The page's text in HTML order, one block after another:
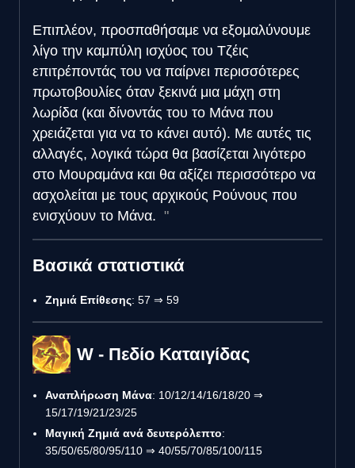
Επιπλέον, προσπαθήσαμε να εξομαλύνουμε
λίγο την καμπύλη ισχύος του Τζέις
επιτρέποντάς του να παίρνει περισσότερες
πρωτοβουλίες όταν ξεκινά μια μάχη στη
λωρίδα (και δίνοντάς του το Μάνα που
χρειάζεται για να το κάνει αυτό). Με αυτές τις
αλλαγές, λογικά τώρα θα βασίζεται λιγότερο
στο Μουραμάνα και θα αξίζει περισσότερο να
ασχολείται με τους αρχικούς Ρούνους που
ενισχύουν το Μάνα.
Βασικά στατιστικά
Ζημιά Επίθεσης: 57 ⇒ 59
W - Πεδίο Καταιγίδας
Αναπλήρωση Μάνα: 10/12/14/16/18/20 ⇒
15/17/19/21/23/25
Μαγική Ζημιά ανά δευτερόλεπτο:
35/50/65/80/95/110 ⇒ 40/55/70/85/100/115